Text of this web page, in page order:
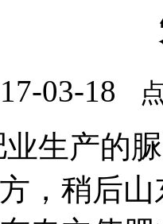
03-18
生产的
，稍后